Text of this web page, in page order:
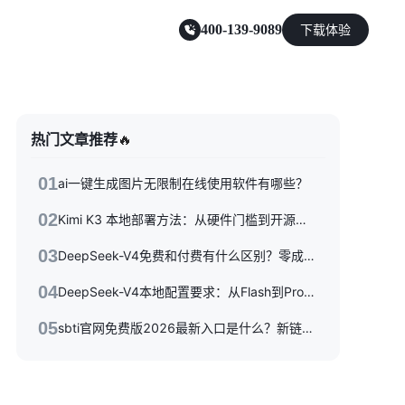
能源及制造业
400-139-9089 下载体验
热门文章推荐🔥
01ai一键生成图片无限制在线使用软件有哪些？
02 Kimi K3 本地部署方法：从硬件门槛到开源权重落地的完整指南
03 DeepSeek-V4免费和付费有什么区别？零成本体验到API按量付费，三种使用方式一次性讲清楚
04 DeepSeek-V4本地配置要求：从Flash到Pro硬件选型指南
05 sbti官网免费版2026最新入口是什么？新链接/备用站与避坑指南全收录